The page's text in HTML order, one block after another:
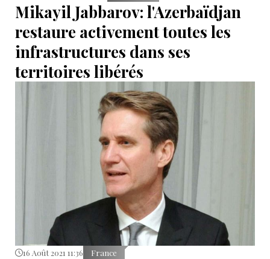
Mikayil Jabbarov: l'Azerbaïdjan
restaure activement toutes les
infrastructures dans ses
territoires libérés
16 Août 2021 11:36 France